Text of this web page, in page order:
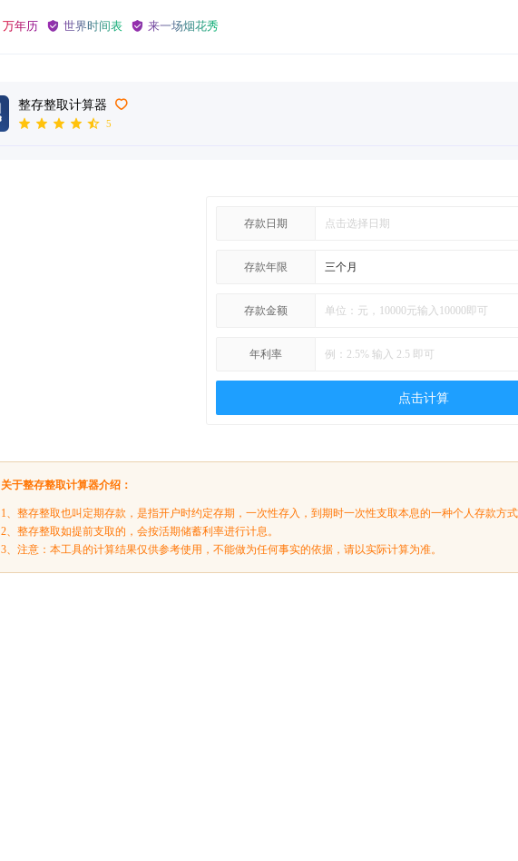
万年历 世界时间表 来一场烟花秀
整存整取计算器
5
存款日期
存款年限
存款金额
年利率
点击计算
关于整存整取计算器介绍：
1、整存整取也叫定期存款，是指开户时约定存期，一次性存入，到期时一次性支取本息的一种个人存款方
2、整存整取如提前支取的，会按活期储蓄利率进行计息。
3、注意：本工具的计算结果仅供参考使用，不能做为任何事实的依据，请以实际计算为准。